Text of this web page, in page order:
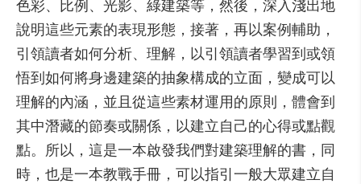
色彩、比例、光影、綠建築等，然後，深入淺出地
說明這些元素的表現形態，接著，再以案例輔助，
引領讀者如何分析、理解，以引領讀者學習到或領
悟到如何將身邊建築的抽象構成的立面，變成可以
理解的內涵，並且從這些素材運用的原則，體會到
其中潛藏的節奏或關係，以建立自己的心得或點觀
點。所以，這是一本啟發我們對建築理解的書，同
時，也是一本教戰手冊，可以指引一般大眾建立自